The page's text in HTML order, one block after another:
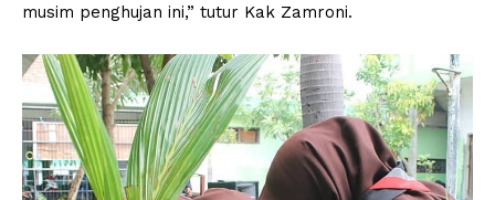
musim penghujan ini,” tutur Kak Zamroni.